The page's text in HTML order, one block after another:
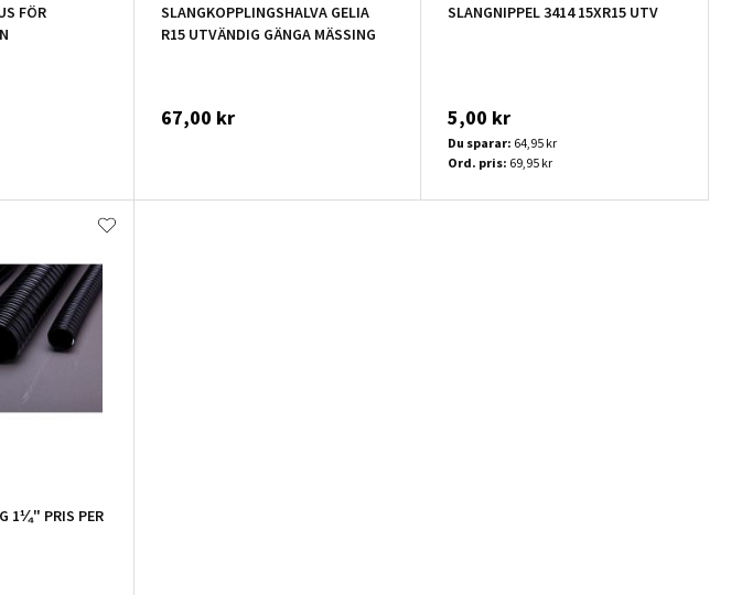
FÖR
SLANGKOPPLINGSHALVA GELIA
R15 UTVÄNDIG GÄNGA MÄSSING
67,00 kr
SLANGNIPPEL 3414 15XR15 UTV
5,00 kr
Du sparar: 64,95 kr
Ord. pris: 69,95 kr
1¼" PRIS PER